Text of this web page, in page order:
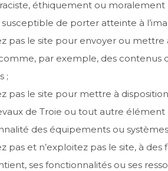
éthiquement ou
de porter atteinte à
pas le site pour envoyer ou
par exemple, des contenus
;
pas le site pour mettre à
de Troie ou tout autre
des équipements ou
pas et n’exploitez pas le site, à
ses fonctionnalités ou ses